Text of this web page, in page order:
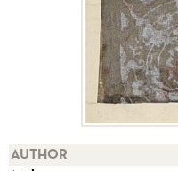
AUTHOR